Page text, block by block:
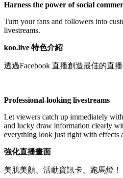
Harness the power of social
Turn your fans and followers into
livestreams.
koo.live 特色介紹
透過Facebook 直播創造最佳的直播
Professional-looking livestreams
Let viewers catch up immediately
and lucky draw information clearly
everything look just right with effects
強化直播畫面
美肌美顏、活動資訊卡、跑馬燈！